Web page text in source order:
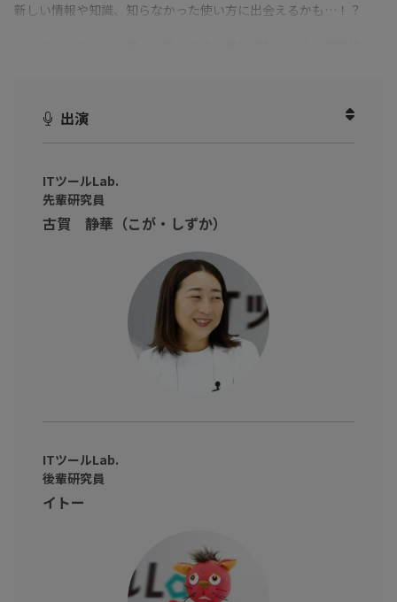
新しい情報や知識、知らなかった使い方に出会えるかも…！？
メールは届いても読まれない、SMSはシンプルすぎて伝わらな
い…。
チ！RCS』です。
RCSは、SMSの到達力はそのままに、画像・動画・ボタン付きの
しかも公式認証アカウントだから、なりすましの心配もなく安心
本動画では、ITツールLab.の先輩・後輩研究員が、実際に次世代
型メッセージ配信サービス『絶対リーチ！RCS』を使い、RCSな
出演
ITツールLab.
先輩研究員
古賀 静華（こが・しずか）
ITツールLab.
後輩研究員
イトー